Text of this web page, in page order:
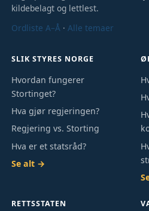
kildebelagt og lettlest.
Ordliste A–Å ·Alle temaer
SLIK STYRES NORGE
Hvordan fungerer
Stortinget?
Hva gjør regjeringen?
Regjering vs. Storting
Hva er et statsråd?
Se alt →
RETTSSTATEN